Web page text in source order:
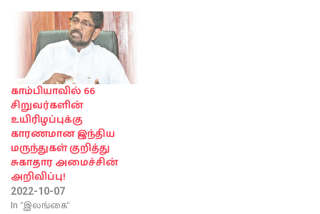
காம்பியாவில் 66
சிறுவர்களின்
உயிரிழப்புக்கு
காரணமான இந்திய
மருந்துகள் குறித்து
சுகாதார அமைச்சின்
அறிவிப்பு!
2022-10-07
In "இலங்கை"